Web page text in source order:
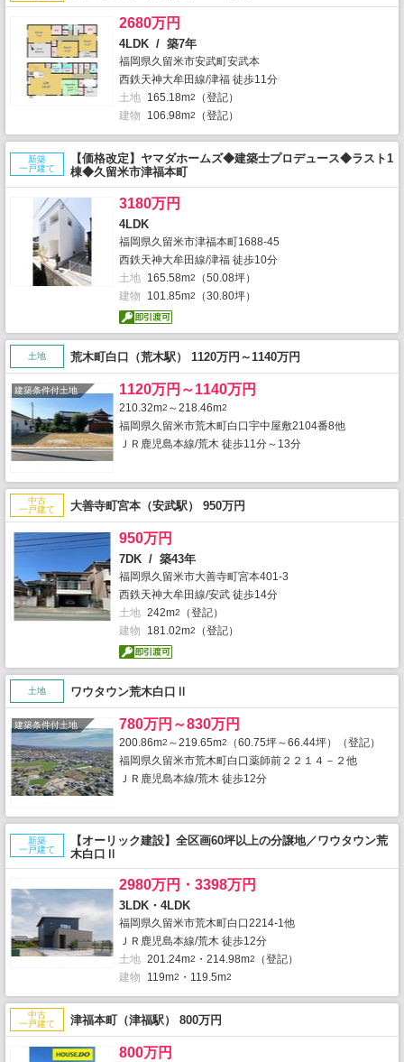
2680万円
4LDK / 築7年
福岡県久留米市安武町安武本
西鉄天神大牟田線/津福 徒歩11分
土地 165.18m2
（登記）
建物
106.98m2 （登記）
新築
一戸建て
【価格改定】ヤマダホームズ◆建築士プロデュース◆ラスト1
棟◆久留米市津福本町
3180万円
4LDK
福岡県久留米市津福本町1688-45
西鉄天神大牟田線/津福 徒歩10分
土地 165.58m2
（50.08坪）
建物
101.85m2 （30.80坪）
土地 荒木町白口（荒木駅） 1120万円～1140万円
建築条件付土地 1120万円～1140万円
210.32m2 ～218.46m2
福岡県久留米市荒木町白口宇中屋敷2104番8他
ＪＲ鹿児島本線/荒木 徒歩11分～13分
中古
一戸建て
大善寺町宮本（安武駅） 950万円
950万円
7DK / 築43年
福岡県久留米市大善寺町宮本401-3
西鉄天神大牟田線/安武 徒歩14分
土地 242m2
（登記）
建物
181.02m2 （登記）
土地 ワウタウン荒木白口Ⅱ
建築条件付土地 780万円～830万円
200.86m2 ～219.65m2
（60.75坪～66.44坪）（登記）
福岡県久留米市荒木町白口薬師前２２１４－２他
ＪＲ鹿児島本線/荒木 徒歩12分
新築
一戸建て
【オーリック建設】全区画60坪以上の分譲地／ワウタウン荒
木白口Ⅱ
2980万円・3398万円
3LDK・4LDK
福岡県久留米市荒木町白口2214‐1他
ＪＲ鹿児島本線/荒木 徒歩12分
土地 201.24m2 ・214.98m2
（登記）
建物
119m2 ・119.5m2
中古
一戸建て
津福本町（津福駅） 800万円
800万円